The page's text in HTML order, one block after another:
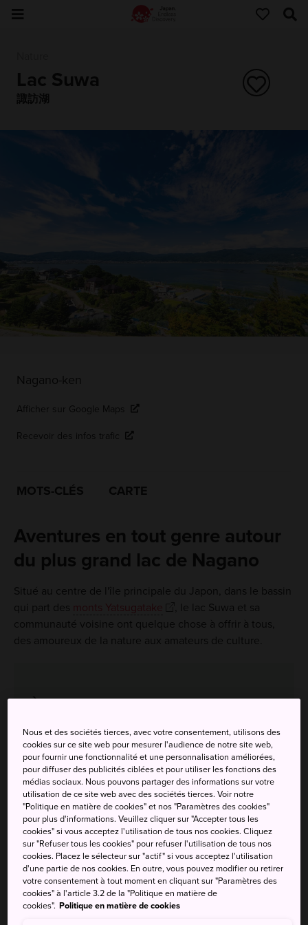
Lac Suwa
諏訪湖
Nagano-ken
Afficher sur Google Maps
Recevoir des infos trafic
MOTS-CLÉS CARTE
Aventures en tout genre autour
du plus grand lac de Nagano
Situé au centre de l'île principale du Japon, dans le bassin
qui part des monts Yatsugatake
, le lac Suwa et sa
communauté voisine ont quelque chose à offrir à tous,
des amoureux de la nature aux amateurs de culture.
Parcourir à vélo le sentier qui encercle le lac et
vous fait découvrir ses environs
Regarder le coucher de soleil tout en profitant
d'un bain de pieds à l'onsen de Kamisuwa
Les feux d'artifice nocturnes dans le parc
bordant le lac tout au long de l'été
Comment s'y rendre
Nous et des sociétés tierces, avec votre consentement, utilisons des
cookies sur ce site web pour mesurer l'audience de notre site web,
pour fournir une fonctionnalité et une personnalisation améliorées,
pour diffuser des publicités ciblées et pour utiliser les fonctions des
médias sociaux. Nous pouvons partager des informations sur votre
utilisation de ce site web avec des sociétés tierces. Voir notre
"Politique en matière de cookies" et nos "Paramètres des cookies"
pour plus d'informations. Veuillez cliquer sur "Accepter tous les
cookies" si vous acceptez l'utilisation de tous nos cookies. Cliquez
sur "Refuser tous les cookies" pour refuser l'utilisation de tous nos
cookies. Placez le sélecteur sur "actif" si vous acceptez l'utilisation
d'une partie de nos cookies. En outre, vous pouvez modifier ou retirer
votre consentement à tout moment en cliquant sur "Paramètres des
cookies" à l'article 3.2 de la "Politique en matière de
cookies". Politique en matière de cookies